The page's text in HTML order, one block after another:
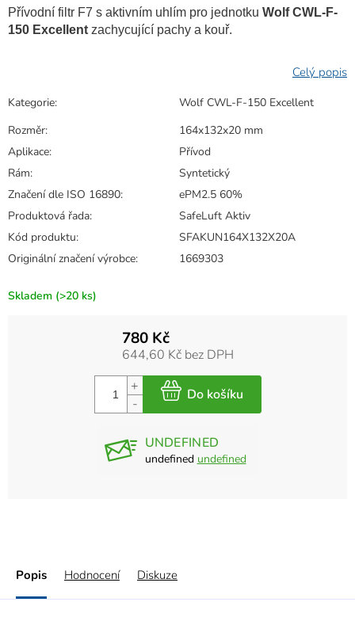
Skladem (>20 ks)
Přívodní filtr F7 s aktivním uhlím pro jednotku Wolf CWL-F-
150 Excellent zachycující pachy a kouř.
Kategorie:
Wolf CWL-F-150 Excellent
Rozměr:
164x132x20 mm
Aplikace:
Přívod
Rám:
Syntetický
Značení dle ISO 16890:
ePM2.5 60%
Produktová řada:
SafeLuft Aktiv
Kód produktu:
SFAKUN164X132X20A
Originální značení výrobce: 1669303
780 Kč
644,60 Kč bez DPH
UNDEFINED
undefined undefined
Popis Hodnocení Diskuze